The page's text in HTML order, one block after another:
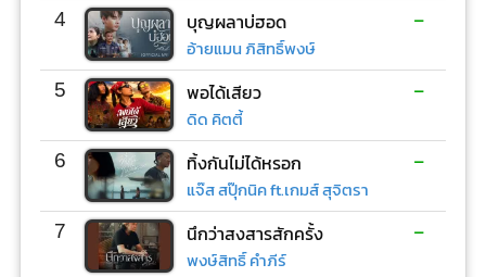
4 บุญผลาบ่ฮอด
อ้ายแมน ภิสิทธิ์พงษ์
-
5 พอได้เสียว
ดิด คิตตี้
-
6 ทิ้งกันไม่ได้หรอก
แจ๊ส สปุ๊กนิค ft.เกมส์ สุจิตรา
-
7 นึกว่าสงสารสักครั้ง
พงษ์สิทธิ์ คำภีร์
-